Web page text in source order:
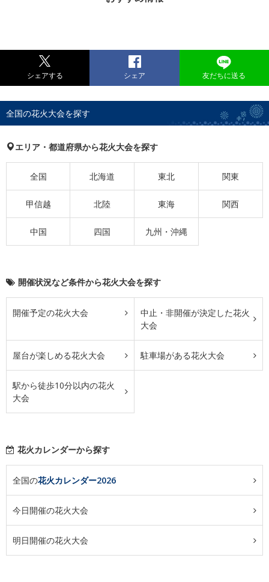
シェアする シェア 友だちに送る
全国の花火大会を探す
エリア・都道府県から花火大会を探す
全国 北海道 東北 関東
甲信越 北陸 東海 関西
中国 四国 九州・沖縄
開催状況など条件から花火大会を探す
開催予定の花火大会
中止・非開催が決定した花火
大会
屋台が楽しめる花火大会 駐車場がある花火大会
駅から徒歩10分以内の花火
大会
花火カレンダーから探す
全国の花火カレンダー2026
今日開催の花火大会
明日開催の花火大会